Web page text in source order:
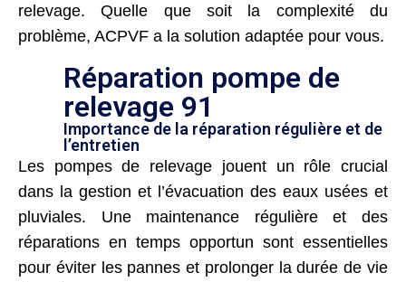
relevage. Quelle que soit la complexité du
problème, ACPVF a la solution adaptée pour vous.
Réparation pompe de
relevage 91
Importance de la réparation régulière et de
l’entretien
Les pompes de relevage jouent un rôle crucial
dans la gestion et l’évacuation des eaux usées et
pluviales. Une maintenance régulière et des
réparations en temps opportun sont essentielles
pour éviter les pannes et prolonger la durée de vie